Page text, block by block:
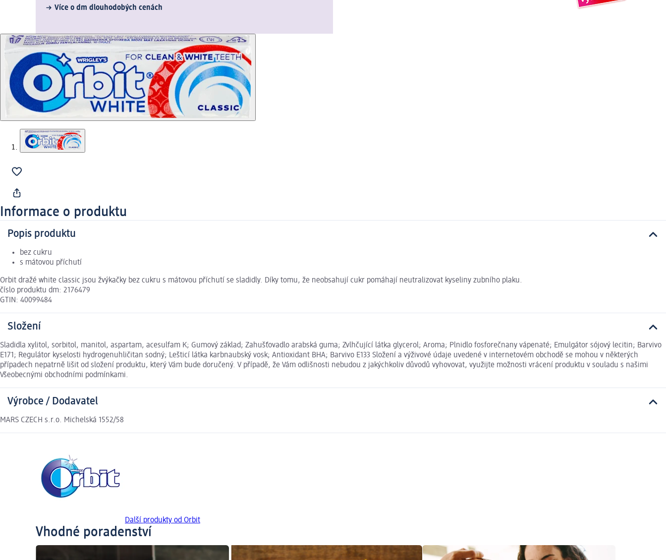
Více o dm dlouhodobých cenách
Informace o produktu
Popis produktu
bez cukru
s mátovou příchutí
Orbit dražé white classic jsou žvýkačky bez cukru s mátovou příchutí se sladidly. Díky tomu, že neobsahují cukr pomáhají neutralizovat kyseliny zubního plaku.
číslo produktu dm: 2176479
GTIN: 40099484
Složení
Sladidla xylitol, sorbitol, manitol, aspartam, acesulfam K; Gumový základ; Zahušťovadlo arabská guma; Zvlhčující látka glycerol; Aroma; Plnidlo fosforečnany vápenaté; Emulgátor sójový lecitin; Barvivo
E171; Regulátor kyselosti hydrogenuhličitan sodný; Lešticí látka karbnaubský vosk; Antioxidant BHA; Barvivo E133 Složení a výživové údaje uvedené v internetovém obchodě se mohou v některých
případech nepatrně lišit od složení produktu, který Vám bude doručený. V případě, že Vám odlišnosti nebudou z jakýchkoliv důvodů vyhovovat, využijte možnosti vrácení produktu v souladu s našimi
Všeobecnými obchodními podmínkami.
Výrobce / Dodavatel
MARS CZECH s.r.o. Michelská 1552/58
Další produkty od Orbit
Vhodné poradenství